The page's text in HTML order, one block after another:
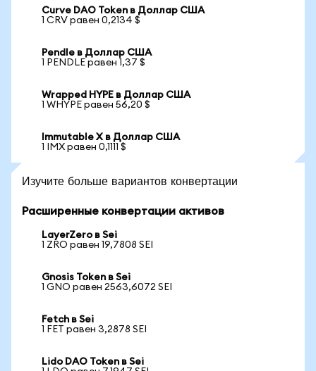
Curve DAO Token в Доллар США
1 CRV равен 0,2134 $
Pendle в Доллар США
1 PENDLE равен 1,37 $
Wrapped HYPE в Доллар США
1 WHYPE равен 56,20 $
Immutable X в Доллар США
1 IMX равен 0,1111 $
Изучите больше вариантов конвертации
Расширенные конвертации активов
LayerZero в Sei
1 ZRO равен 19,7808 SEI
Gnosis Token в Sei
1 GNO равен 2563,6072 SEI
Fetch в Sei
1 FET равен 3,2878 SEI
Lido DAO Token в Sei